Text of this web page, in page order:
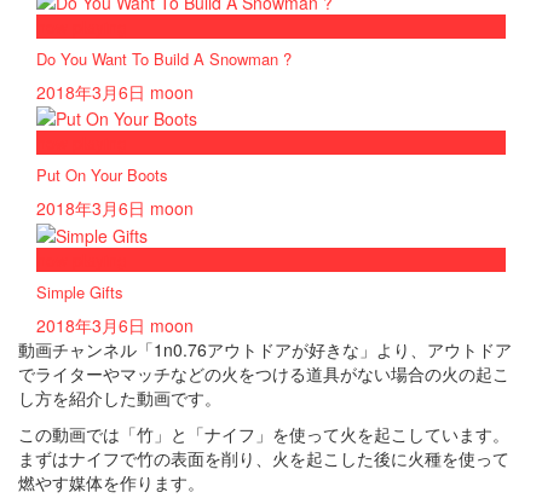
Do You Want To Build A Snowman ?
2018年3月6日 moon
Put On Your Boots
2018年3月6日 moon
Simple Gifts
2018年3月6日 moon
動画チャンネル「1n0.76アウトドアが好きな」より、アウトドア
でライターやマッチなどの火をつける道具がない場合の火の起こ
し方を紹介した動画です。
この動画では「竹」と「ナイフ」を使って火を起こしています。
まずはナイフで竹の表面を削り、火を起こした後に火種を使って
燃やす媒体を作ります。